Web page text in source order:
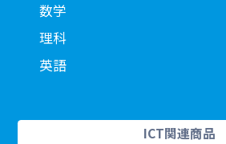
数学
理科
英語
ICT関連商品